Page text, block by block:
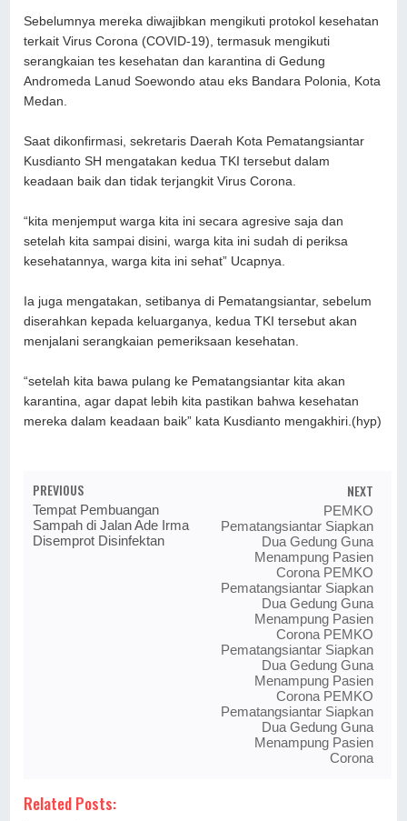
Sebelumnya mereka diwajibkan mengikuti protokol kesehatan
terkait Virus Corona (COVID-19), termasuk mengikuti
serangkaian tes kesehatan dan karantina di Gedung
Andromeda Lanud Soewondo atau eks Bandara Polonia, Kota
Medan.
Saat dikonfirmasi, sekretaris Daerah Kota Pematangsiantar
Kusdianto SH mengatakan kedua TKI tersebut dalam
keadaan baik dan tidak terjangkit Virus Corona.
“kita menjemput warga kita ini secara agresive saja dan
setelah kita sampai disini, warga kita ini sudah di periksa
kesehatannya, warga kita ini sehat” Ucapnya.
Ia juga mengatakan, setibanya di Pematangsiantar, sebelum
diserahkan kepada keluarganya, kedua TKI tersebut akan
menjalani serangkaian pemeriksaan kesehatan.
“setelah kita bawa pulang ke Pematangsiantar kita akan
karantina, agar dapat lebih kita pastikan bahwa kesehatan
mereka dalam keadaan baik” kata Kusdianto mengakhiri.(hyp)
PREVIOUS
Tempat Pembuangan
Sampah di Jalan Ade Irma
Disemprot Disinfektan
NEXT
PEMKO
Pematangsiantar Siapkan
Dua Gedung Guna
Menampung Pasien
Corona PEMKO
Pematangsiantar Siapkan
Dua Gedung Guna
Menampung Pasien
Corona PEMKO
Pematangsiantar Siapkan
Dua Gedung Guna
Menampung Pasien
Corona PEMKO
Pematangsiantar Siapkan
Dua Gedung Guna
Menampung Pasien
Corona
Related Posts: